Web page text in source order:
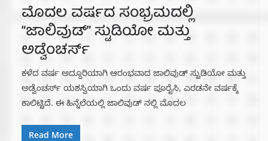
ಮೊದಲ ವರ್ಷದ ಸಂಭ್ರಮದಲ್ಲಿ
“ಜಾಲಿವುಡ್‌” ಸ್ಟುಡಿಯೋ ಮತ್ತು
ಅಡ್ವೆಂಚರ್ಸ್
ಕಳೆದ ವರ್ಷ ಅದ್ದೂರಿಯಾಗಿ ಆರಂಭವಾದ ಜಾಲಿವುಡ್ ಸ್ಟುಡಿಯೋ ಮತ್ತು
ಅಡ್ವೆಂಚರ್ಸ್ ಯಶಸ್ವಿಯಾಗಿ ಒಂದು ವರ್ಷ ಪೂರೈಸಿ, ಎರಡನೇ ವರ್ಷಕ್ಕೆ
ಕಾಲಿಟ್ಟಿದೆ‌. ಈ ಹಿನ್ನೆಲೆಯಲ್ಲಿ ಜಾಲಿವುಡ್ ನಲ್ಲಿ ಮೊದಲ
Read More